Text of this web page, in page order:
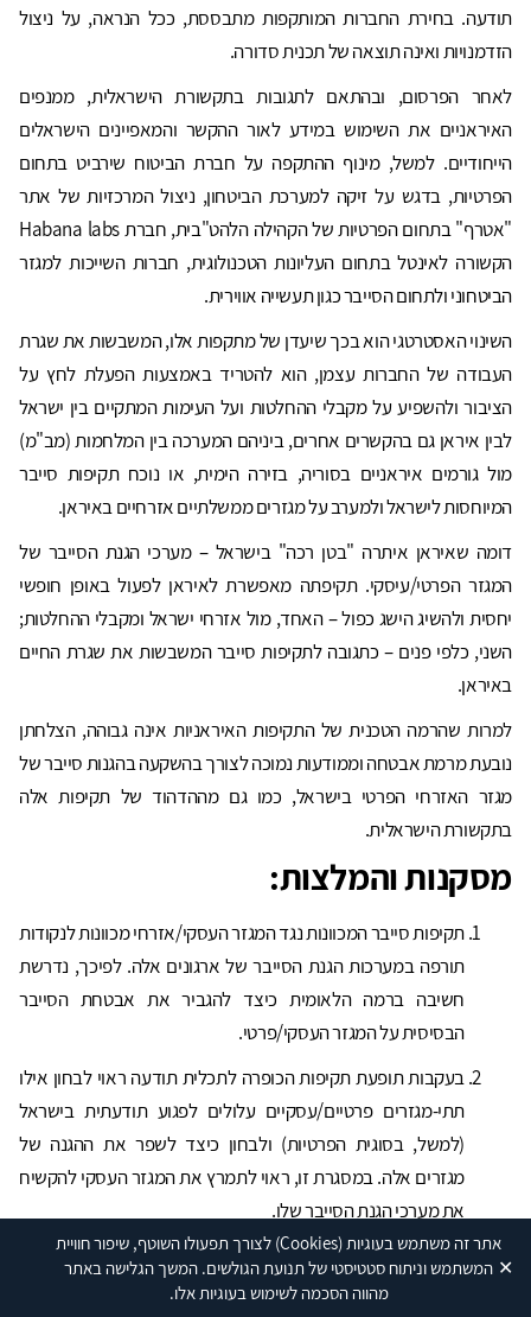
אתר זה משתמש בעוגיות(Cookies) לצורך תפעולו השוטף, שיפור חוויית
המשתמש וניתוח סטטיסטי של תנועת הגולשים. המשך הגלישה באתר
מהווה הסכמה לשימוש בעוגיות אלו.
✕
תודעה. בחירת החברות המותקפות מתבססת, ככל הנראה, על ניצול
הזדמנויות ואינה תוצאה של תכנית סדורה.
לאחר הפרסום, ובהתאם לתגובות בתקשורת הישראלית, ממנפים
האיראניים את השימוש במידע לאור ההקשר והמאפיינים הישראלים
הייחודיים. למשל, מינוף ההתקפה על חברת הביטוח שירביט בתחום
הפרטיות, בדגש על זיקה למערכת הביטחון, ניצול המרכזיות של אתר
"אטרף" בתחום הפרטיות של הקהילה הלהט"בית, חברת Habana labs
הקשורה לאינטל בתחום העליונות הטכנולוגית, חברות השייכות למגזר
הביטחוני ולתחום הסייבר כגון תעשייה אווירית.
השינוי האסטרטגי הוא בכך שיעדן של מתקפות אלו, המשבשות את שגרת
העבודה של החברות עצמן, הוא להטריד באמצעות הפעלת לחץ על
הציבור ולהשפיע על מקבלי ההחלטות ועל העימות המתקיים בין ישראל
לבין איראן גם בהקשרים אחרים, ביניהם המערכה בין המלחמות (מב"מ)
מול גורמים איראניים בסוריה, בזירה הימית, או נוכח תקיפות סייבר
המיוחסות לישראל ולמערב על מגזרים ממשלתיים אזרחיים באיראן.
דומה שאיראן איתרה "בטן רכה" בישראל – מערכי הגנת הסייבר של
המגזר הפרטי/עיסקי. תקיפתה מאפשרת לאיראן לפעול באופן חופשי
יחסית ולהשיג הישג כפול – האחד, מול אזרחי ישראל ומקבלי ההחלטות;
השני, כלפי פנים – כתגובה לתקיפות סייבר המשבשות את שגרת החיים
באיראן.
למרות שהרמה הטכנית של התקיפות האיראניות אינה גבוהה, הצלחתן
נובעת מרמת אבטחה וממודעות נמוכה לצורך בהשקעה בהגנות סייבר של
מגזר האזרחי הפרטי בישראל, כמו גם מההדהוד של תקיפות אלה
בתקשורת הישראלית.
מסקנות והמלצות:
תקיפות סייבר המכוונות נגד המגזר העסקי/אזרחי מכוונות לנקודות
תורפה במערכות הגנת הסייבר של ארגונים אלה. לפיכך, נדרשת
חשיבה ברמה הלאומית כיצד להגביר את אבטחת הסייבר
הבסיסית על המגזר העסקי/פרטי.
בעקבות תופעת תקיפות הכופרה לתכלית תודעה ראוי לבחון אילו
תתי-מגזרים פרטיים/עסקיים עלולים לפגוע תודעתית בישראל
(למשל, בסוגית הפרטיות) ולבחון כיצד לשפר את ההגנה של
מגזרים אלה. במסגרת זו, ראוי לתמרץ את המגזר העסקי להקשיח
את מערכי הגנת הסייבר שלו.
גורמים הקשורים להגנת הפרטיות – ובראשם הרשות להגנת
הפרטיות – נדרשים לאכוף רגולציה קיימת בנושא הגנת סייבר